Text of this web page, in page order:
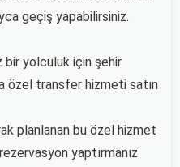
geçiş yapabilirsiniz.
yolculuk için şehir
özel transfer hizmeti satın
planlanan bu özel hizmet
yaptırmanız